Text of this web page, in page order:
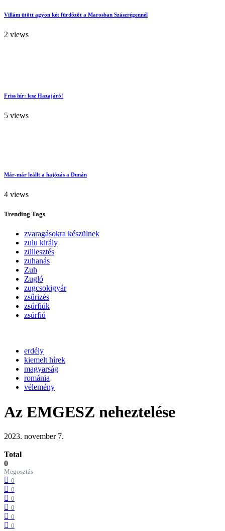
Villám ütött agyon két fürdőzőt a Marosban Szászrégennél
2 views
Friss hír: lesz Hazajáró!
5 views
Már-már leállt a hajózás a Dunán
4 views
Trending Tags
zvaragásokra készülnek
zulu király
züllesztés
zuhanás
Zuh
Zugló
zugcsokigyár
zsűrizés
zsúrfiúk
zsúrfiú
erdély
kiemelt hírek
magyarság
románia
vélemény
Az EMGESZ neheztelése
2023. november 7.
Total
0
Megosztás
0
0
0
0
0
0